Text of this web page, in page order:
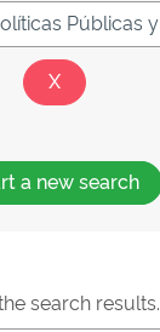
a new search
search results.